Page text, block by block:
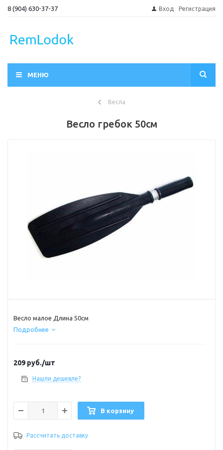
8 (904) 630-37-37 Вход Регистрация
МЕНЮ
Весла
Весло гребок 50см
Весло малое Длина 50см
Подробнее
209 руб./шт
Нашли дешевле?
В корзину
Рассчитать доставку